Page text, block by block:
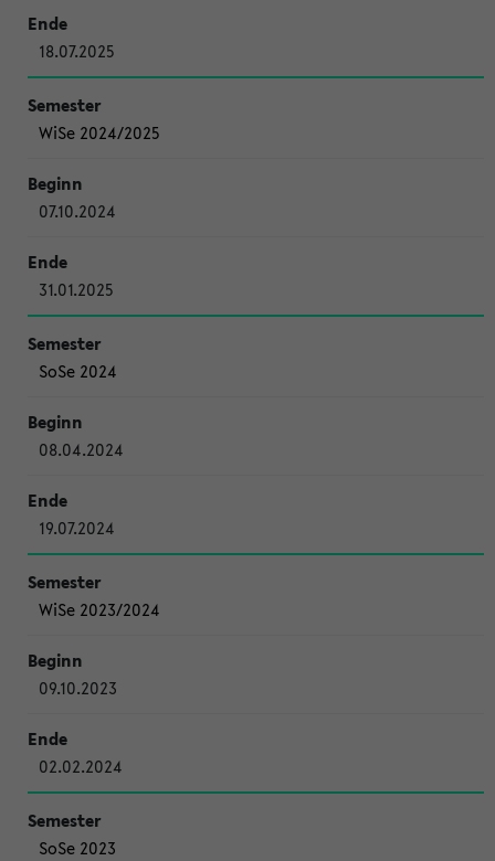
18.07.2025
WiSe 2024/2025
07.10.2024
31.01.2025
SoSe 2024
08.04.2024
19.07.2024
WiSe 2023/2024
09.10.2023
02.02.2024
SoSe 2023